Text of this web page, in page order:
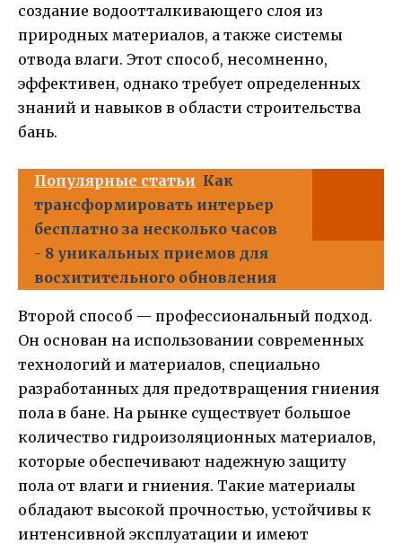
создание водоотталкивающего слоя из
природных материалов, а также системы
отвода влаги. Этот способ, несомненно,
эффективен, однако требует определенных
знаний и навыков в области строительства
бань.
Популярные статьи Как
трансформировать интерьер
бесплатно за несколько часов
- 8 уникальных приемов для
восхитительного обновления
Второй способ — профессиональный подход.
Он основан на использовании современных
технологий и материалов, специально
разработанных для предотвращения гниения
пола в бане. На рынке существует большое
количество гидроизоляционных материалов,
которые обеспечивают надежную защиту
пола от влаги и гниения. Такие материалы
обладают высокой прочностью, устойчивы к
интенсивной эксплуатации и имеют